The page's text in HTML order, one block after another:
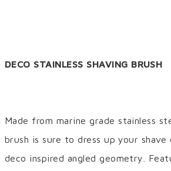
DECO STAINLESS SHAVING BRUSH
Made from marine grade stainless
brush is sure to dress up your
deco inspired angled geometry.